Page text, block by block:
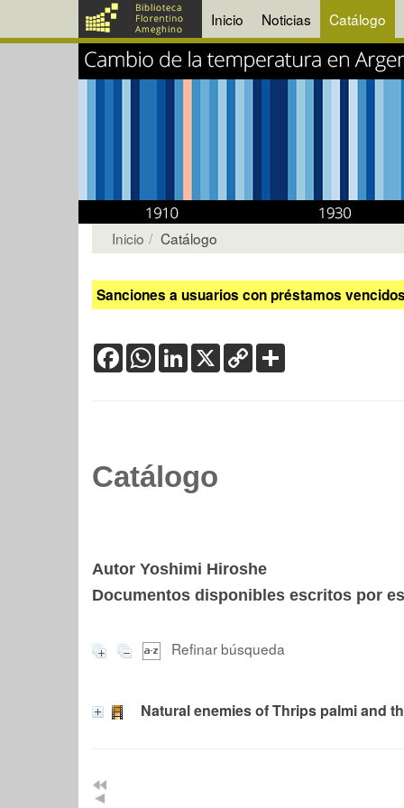
Inicio Noticias Catálogo
Inicio Catálogo
Sanciones a usuarios con préstamos
FacebookWhatsApp
LinkedIn
X Copy
Link
Catálogo
Autor Yoshimi Hiroshe
Documentos disponibles escritos por
Refinar búsqueda
Natural enemies of Thrips palmi and